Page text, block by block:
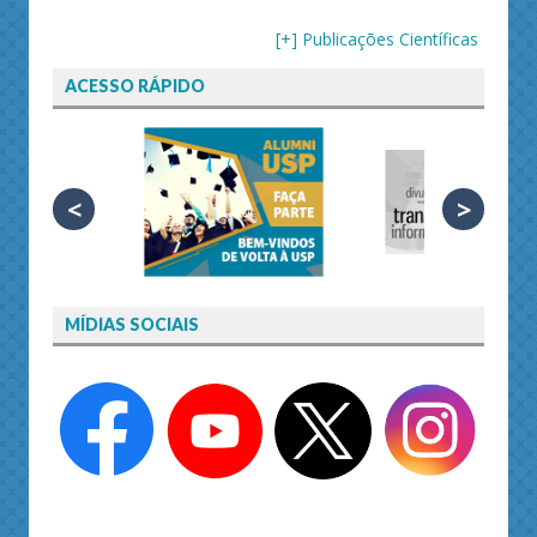
[+] Publicações Científicas
ACESSO RÁPIDO
< >
MÍDIAS SOCIAIS